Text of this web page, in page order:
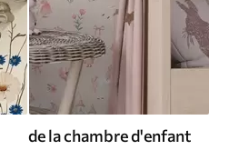
de la chambre d'enfant